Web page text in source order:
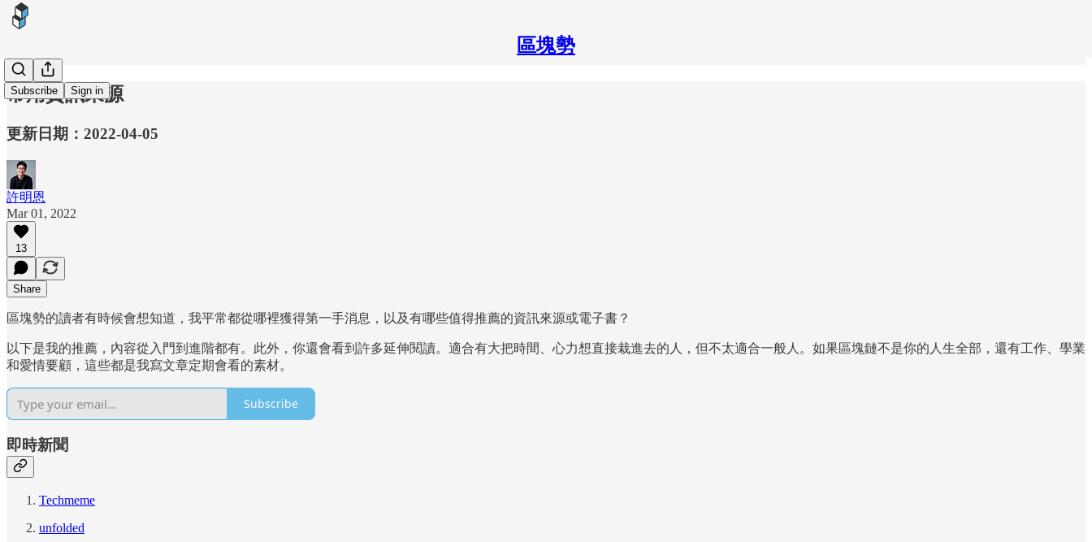
區塊勢
Subscribe Sign in
常用資訊來源
更新日期：2022-04-05
許明恩
Mar 01, 2022
13
Share
區塊勢的讀者有時候會想知道，我平常都從哪裡獲得第一手消息，以及有哪些值得推薦的資訊來源或電子書？
以下是我的推薦，內容從入門到進階都有。此外，你還會看到許多延伸閱讀。適合有大把時間、心力想直接栽進去的人，但不太適合一般人。如果區塊鏈不是你的人生全部，還有工作、學業
和愛情要顧，這些都是我寫文章定期會看的素材。
Subscribe
即時新聞
Techmeme
unfolded